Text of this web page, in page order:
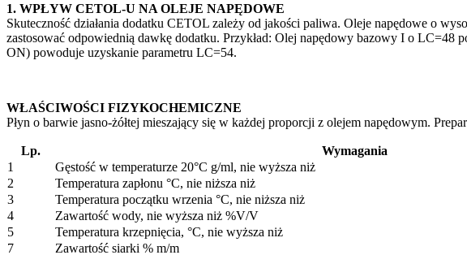
1. WPŁYW CETOL-U NA OLEJE NAPĘDOWE
Skuteczność działania dodatku CETOL zależy od jakości paliwa. Oleje napędowe o
zastosować odpowiednią dawkę dodatku. Przykład: Olej napędowy bazowy I o
ON) powoduje uzyskanie parametru LC=54.
WŁAŚCIWOŚCI FIZYKOCHEMICZNE
Płyn o barwie jasno-żółtej mieszający się w każdej proporcji z olejem napędowym.
Lp. Wymagania
1
Gęstość w temperaturze 20°C g/ml, nie wyższa niż
2
Temperatura zapłonu °C, nie niższa niż
3
Temperatura początku wrzenia °C, nie niższa niż
4
Zawartość wody, nie wyższa niż %V/V
5
Temperatura krzepnięcia, °C, nie wyższa niż
7
Zawartość siarki % m/m